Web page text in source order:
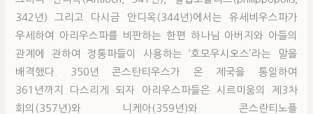
342년) 그리고 다시금 안디옥(344년)에서는 유세비우스파가
우세하여 아리우스파를 비판하는 한편 하나님 아버지와 아들의
관계에 관하여 정통파들이 사용하는 ‘호모우시오스’라는 말을
배격했다. 350년 콘스탄티우스가 온 제국을 통일하여
361년까지 다스리게 되자 아리우스파들은 시르미움의 제3차
회의(357년)와 니케아(359년)와 콘스란티노플